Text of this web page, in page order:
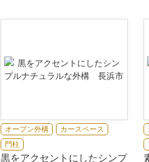
オープン外構
カースペース
門柱
黒をアクセントにしたシンプ